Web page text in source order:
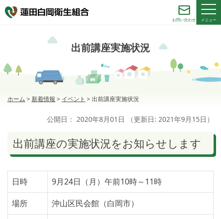
お問い合わせ メニュー
出前講座実施状況
ホーム > 新着情報 > イベント >出前講座実施状況
公開日： 2020年8月01日 （更新日: 2021年9月15日 ）
出前講座の実施状況をお知らせします
日時
9月24日（月）午前10時～11時
場所
沖山区民会館（白岡市）